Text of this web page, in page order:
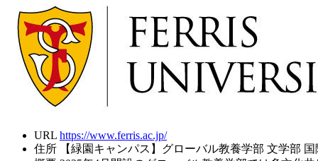
URL https://www.ferris.ac.jp/
住所
【緑園キャンパス】グローバル教養学部 文学部